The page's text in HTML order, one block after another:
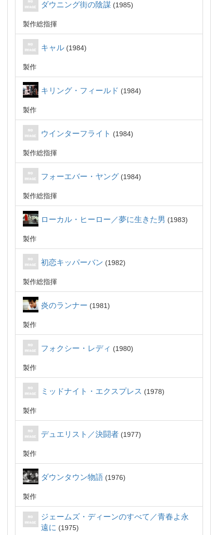
ダウニング街の陰謀 1985
製作総指揮
キャル 1984
製作
キリング・フィールド 1984
製作
ウインターフライト 1984
製作総指揮
フォーエバー・ヤング 1984
製作総指揮
ローカル・ヒーロー／夢に生きた男 1983
製作
初恋キッパーバン 1982
製作総指揮
炎のランナー 1981
製作
フォクシー・レディ 1980
製作
ミッドナイト・エクスプレス 1978
製作
デュエリスト／決闘者 1977
製作
ダウンタウン物語 1976
製作
ジェームズ・ディーンのすべて／青春よ永
遠に
1975